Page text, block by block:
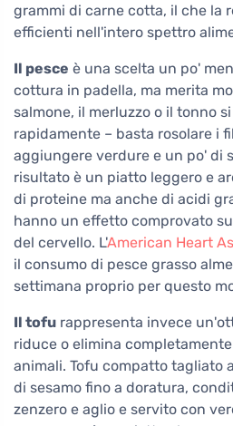
grammi di carne cotta, il che la
efficienti nell'intero spettro
Il pesce è una scelta un po'
cottura in padella, ma merita
salmone, il merluzzo o il tonno
rapidamente – basta rosolare i
aggiungere verdure e un po' di
risultato è un piatto leggero e
di proteine ma anche di acidi
hanno un effetto comprovato
del cervello. L'American Heart
il consumo di pesce grasso
settimana proprio per questo
Il tofu rappresenta invece
riduce o elimina
animali. Tofu compatto tagliato
di sesamo fino a doratura,
zenzero e aglio e servito con